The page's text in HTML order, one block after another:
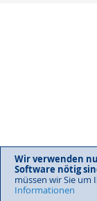
Wir verwenden
Software nötig
müssen wir Sie um
Informationen